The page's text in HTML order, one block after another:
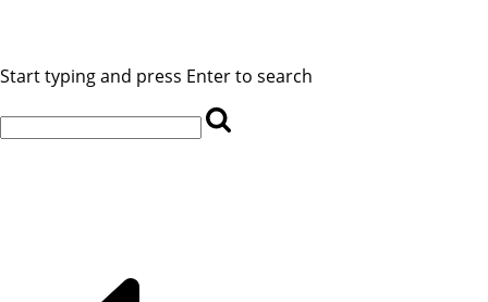
Start typing and press Enter to search